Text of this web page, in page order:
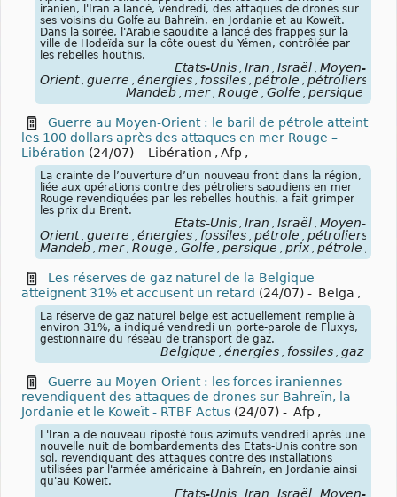
iranien, l'Iran a lancé, vendredi, des attaques de drones sur
ses voisins du Golfe au Bahreïn, en Jordanie et au Koweït.
Dans la soirée, l'Arabie saoudite a lancé des frappes sur la
ville de Hodeïda sur la côte ouest du Yémen, contrôlée par
les rebelles houthis.
États-Unis , Iran , Israël , Moyen-
Orient , guerre , énergies , fossiles , pétrole , pétroliers
Mandeb , mer , Rouge , Golfe , persique
Guerre au Moyen-Orient : le baril de pétrole atteint
les 100 dollars après des attaques en mer Rouge –
Libération (24/07) - Libération , Afp ,
La crainte de l’ouverture d’un nouveau front dans la région,
liée aux opérations contre des pétroliers saoudiens en mer
Rouge revendiquées par les rebelles houthis, a fait grimper
les prix du Brent.
États-Unis , Iran , Israël , Moyen-
Orient , guerre , énergies , fossiles , pétrole , pétroliers
Mandeb , mer , Rouge , Golfe , persique , prix , pétrole ,
Les réserves de gaz naturel de la Belgique
atteignent 31% et accusent un retard (24/07) - Belga ,
La réserve de gaz naturel belge est actuellement remplie à
environ 31%, a indiqué vendredi un porte-parole de Fluxys,
gestionnaire du réseau de transport de gaz.
Belgique , énergies , fossiles , gaz
Guerre au Moyen-Orient : les forces iraniennes
revendiquent des attaques de drones sur Bahreïn, la
Jordanie et le Koweït - RTBF Actus (24/07) - Afp ,
L'Iran a de nouveau riposté tous azimuts vendredi après une
nouvelle nuit de bombardements des Etats-Unis contre son
sol, revendiquant des attaques contre des installations
utilisées par l'armée américaine à Bahreïn, en Jordanie ainsi
qu'au Koweït.
États-Unis Iran Israël Moyen-